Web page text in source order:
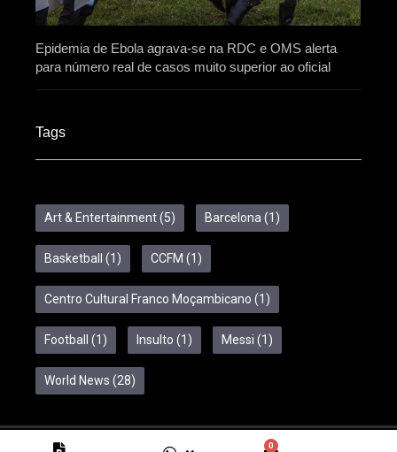
0
Epidemia de Ebola agrava-se na RDC e OMS alerta
para número real de casos muito superior ao oficial
Tags
Art & Entertainment(5) Barcelona (1)
Basketball (1) CCFM (1)
Centro Cultural Franco Moçambicano (1)
Football (1) Insulto (1) Messi (1)
World News (28)